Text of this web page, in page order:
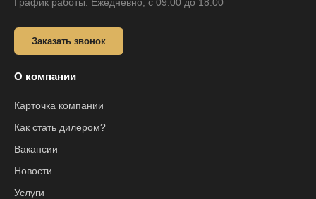
Заказать звонок
О компании
Карточка компании
Как стать дилером?
Вакансии
Новости
Услуги